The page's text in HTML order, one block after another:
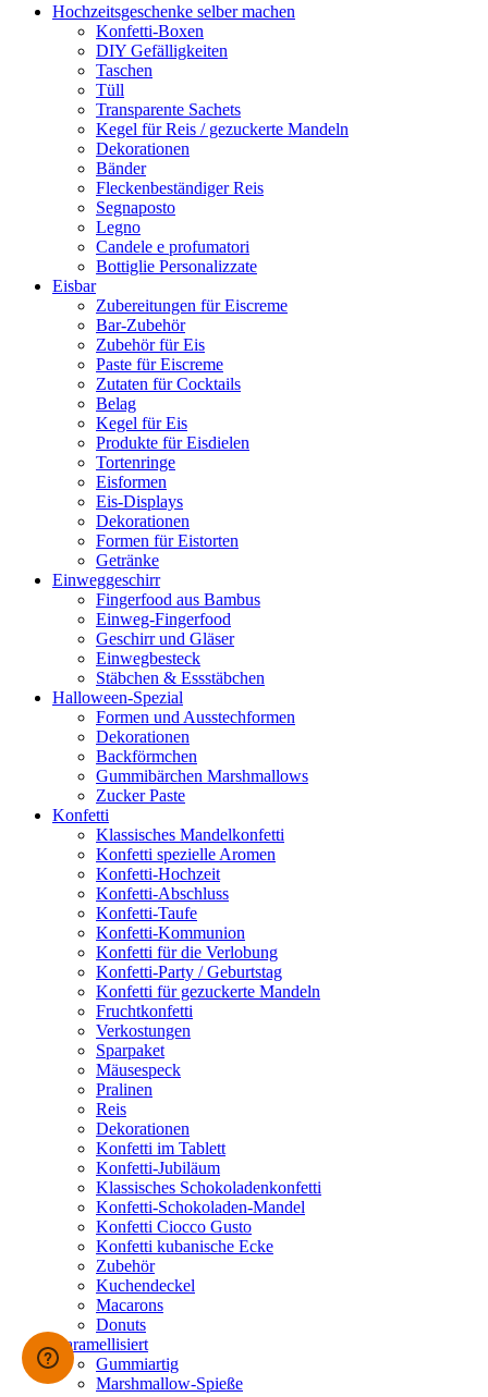
Hochzeitsgeschenke selber machen
Konfetti-Boxen
DIY Gefälligkeiten
Taschen
Tüll
Transparente Sachets
Kegel für Reis / gezuckerte Mandeln
Dekorationen
Bänder
Fleckenbeständiger Reis
Segnaposto
Legno
Candele e profumatori
Bottiglie Personalizzate
Eisbar
Zubereitungen für Eiscreme
Bar-Zubehör
Zubehör für Eis
Paste für Eiscreme
Zutaten für Cocktails
Belag
Kegel für Eis
Produkte für Eisdielen
Tortenringe
Eisformen
Eis-Displays
Dekorationen
Formen für Eistorten
Getränke
Einweggeschirr
Fingerfood aus Bambus
Einweg-Fingerfood
Geschirr und Gläser
Einwegbesteck
Stäbchen & Essstäbchen
Halloween-Spezial
Formen und Ausstechformen
Dekorationen
Backförmchen
Gummibärchen Marshmallows
Zucker Paste
Konfetti
Klassisches Mandelkonfetti
Konfetti spezielle Aromen
Konfetti-Hochzeit
Konfetti-Abschluss
Konfetti-Taufe
Konfetti-Kommunion
Konfetti für die Verlobung
Konfetti-Party / Geburtstag
Konfetti für gezuckerte Mandeln
Fruchtkonfetti
Verkostungen
Sparpaket
Mäusespeck
Pralinen
Reis
Dekorationen
Konfetti im Tablett
Konfetti-Jubiläum
Klassisches Schokoladenkonfetti
Konfetti-Schokoladen-Mandel
Konfetti Ciocco Gusto
Konfetti kubanische Ecke
Zubehör
Kuchendeckel
Macarons
Donuts
Karamellisiert
Gummiartig
Marshmallow-Spieße